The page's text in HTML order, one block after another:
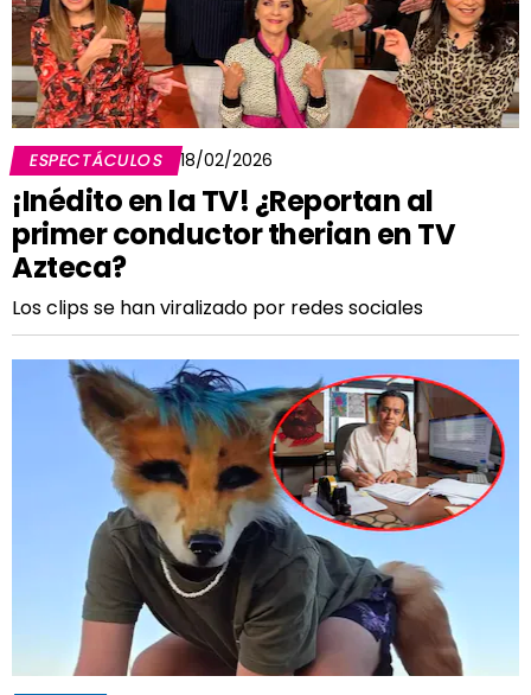
ESPECTÁCULOS 18/02/2026
¡Inédito en la TV! ¿Reportan al
primer conductor therian en TV
Azteca?
Los clips se han viralizado por redes sociales